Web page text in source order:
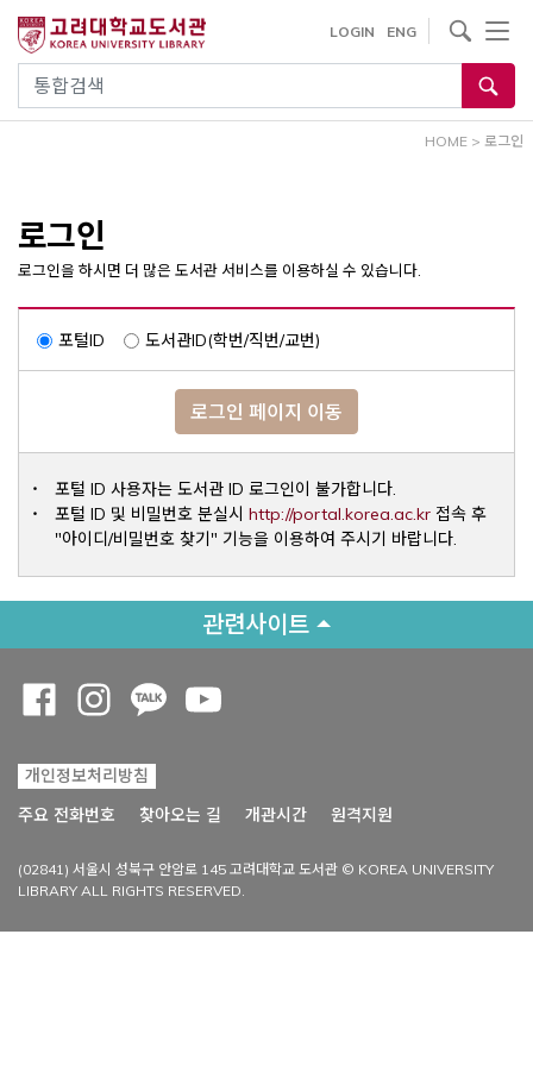
건
통합검색
LOGIN ENG
사이트내 검색
HOME > 로그인
로그인
로그인을 하시면 더 많은 도서관 서비스를 이용하실 수 있습니다.
포털ID 도서관ID(학번/직번/교번)
로그인 페이지 이동
포털 ID 사용자는 도서관 ID 로그인이 불가합니다.
포털 ID 및 비밀번호 분실시 http://portal.korea.ac.krOpens a
접속 후
"아이디/비밀번호 찾기" 기능을 이용하여 주시기 바랍니다.
관련사이트
개인정보처리방침
주요 전화번호
찾아오는 길 개관시간 원격지원
(02841) 서울시 성북구 안암로 145 고려대학교 도서관 © KOREA UNIVERSITY
LIBRARY ALL RIGHTS RESERVED.
Opens a new window
Opens a new window
Opens a new window